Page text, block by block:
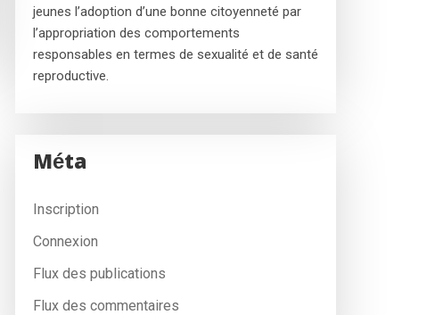
jeunes l’adoption d’une bonne citoyenneté par
l’appropriation des comportements
responsables en termes de sexualité et de santé
reproductive.
Méta
Inscription
Connexion
Flux des publications
Flux des commentaires